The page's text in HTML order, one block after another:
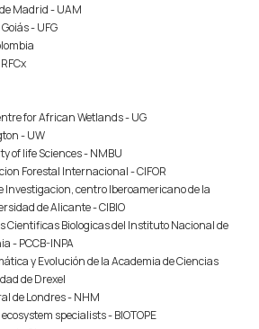
Madrid - UAM
- UFG
for African Wetlands - UG
- UW
of life Sciences - NMBU
Forestal Internacional - CIFOR
centro Iberoamericano de la
de Alicante - CIBIO
Cientificas Biologicas del Instituto Nacional de
- PCCB-INPA
y Evolución de la Academia de Ciencias
de Drexel
de Londres - NHM
specialists - BIOTOPE